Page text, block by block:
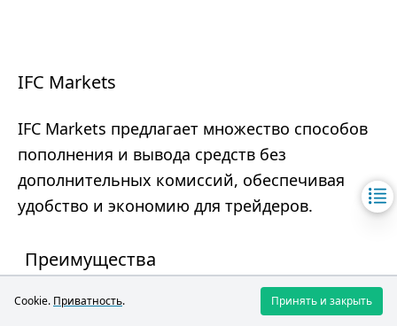
IFC Markets
IFC Markets предлагает множество способов
пополнения и вывода средств без
дополнительных комиссий, обеспечивая
удобство и экономию для трейдеров.
Преимущества
Широкий выбор способов пополнения
Cookie. Приватность. Принять и закрыть